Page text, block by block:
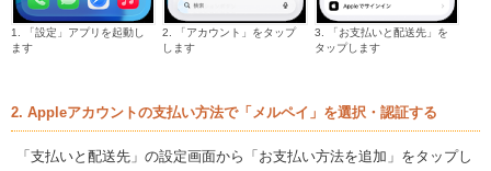
1. 「設定」アプリを起動し
ます
2. 「アカウント」をタップ
します
3. 「お支払いと配送先」を
タップします
2. Appleアカウントの支払い方法で「メルペイ」を選択・認証する
「支払いと配送先」の設定画面から「お支払い方法を追加」をタップし